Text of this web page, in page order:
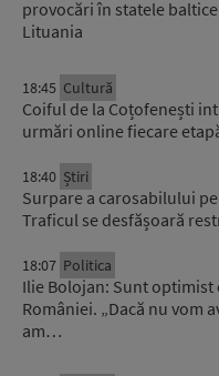
provocări în statele
Lituania
18:45 Cultură
Coiful de la Coțofenești
urmări online fiecare
18:40 Știri
Surpare a carosabilului
Traficul se desfășoară
18:07 Politica
Ilie Bolojan: Sunt optimist
României. „Dacă nu vom
am…